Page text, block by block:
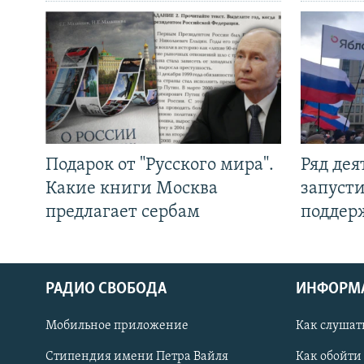
СОЦИАЛЬНЫЕ СЕТИ
Подарок от "Русского мира".
Какие книги Москва
предлагает сербам
Ряд
РАДИО СВОБОДА
Мобильное приложение
Стипендия имени Петра Вайля
Как
Как